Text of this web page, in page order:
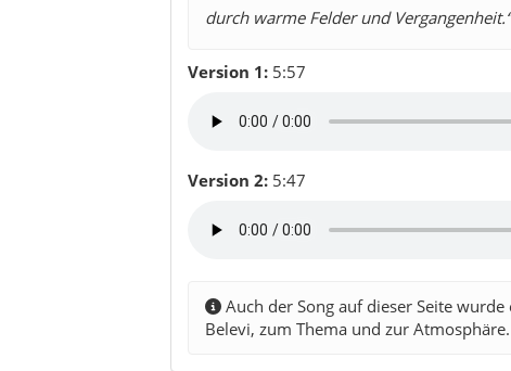
durch warme Felder und Vergangenheit.“
Version 1: 5:57
Version 2: 5:47
Auch der Song auf dieser Seite
Belevi, zum Thema und zur Atmosphäre.